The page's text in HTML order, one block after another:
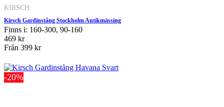
KIRSCH
Kirsch Gardinstång Stockholm Antikmässing
Finns i: 160-300, 90-160
469 kr
Från 399 kr
-20%